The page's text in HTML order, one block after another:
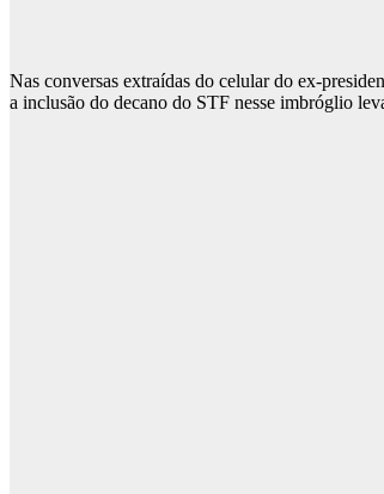
Nas conversas extraídas do celular do ex-
a inclusão do decano do STF nesse imbróglio